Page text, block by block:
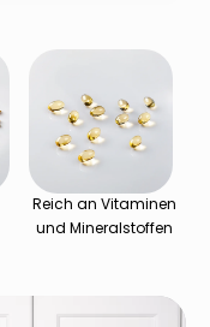
Reich an Vitaminen
und Mineralstoffen